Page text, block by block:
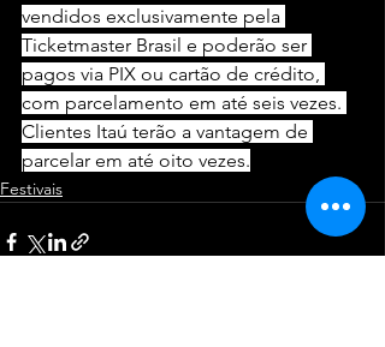
vendidos exclusivamente pela
Ticketmaster Brasil e poderão ser
pagos via PIX ou cartão de crédito,
com parcelamento em até seis vezes.
Clientes Itaú terão a vantagem de
parcelar em até oito vezes.
Festivais